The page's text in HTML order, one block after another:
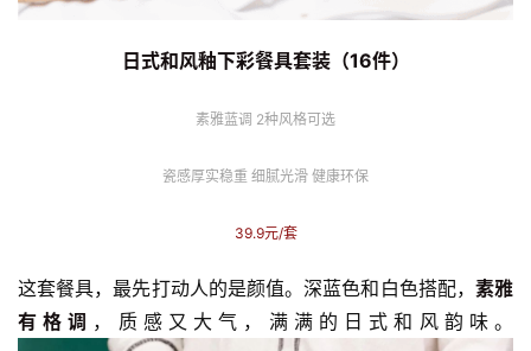
日式和风釉下彩餐具套装（16件）
素雅蓝调 2种风格可选
瓷感厚实稳重 细腻光滑 健康环保
39.9元/套
这套餐具，最先打动人的是颜值。深蓝色和白色搭配， 素雅
有格调 ，质感又大气，满满的日式和风韵味。